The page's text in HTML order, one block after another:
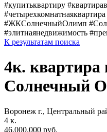
#купитьквартиру
#ЖКСолнечныйОлимп
#элитнаянедвижимость
К результатам поиска
4к.
Солнечный
Воронеж г., Центральный
4 к.
46.000.000 руб.